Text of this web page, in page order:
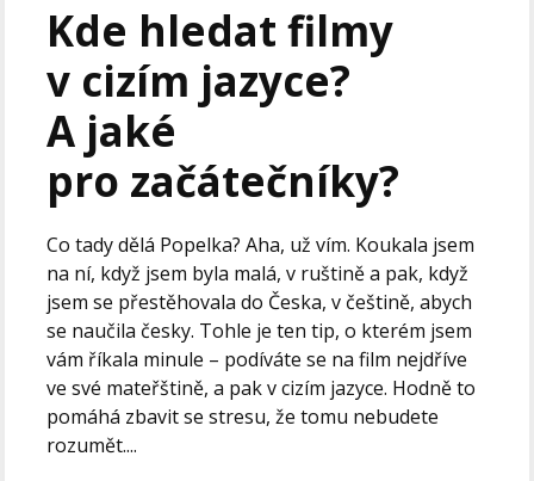
Kde hledat filmy
v cizím jazyce?
A jaké
pro začátečníky?
Co tady dělá Popelka? Aha, už vím. Koukala jsem
na ní, když jsem byla malá, v ruštině a pak, když
jsem se přestěhovala do Česka, v češtině, abych
se naučila česky. Tohle je ten tip, o kterém jsem
vám říkala minule – podíváte se na film nejdříve
ve své mateřštině, a pak v cizím jazyce. Hodně to
pomáhá zbavit se stresu, že tomu nebudete
rozumět....